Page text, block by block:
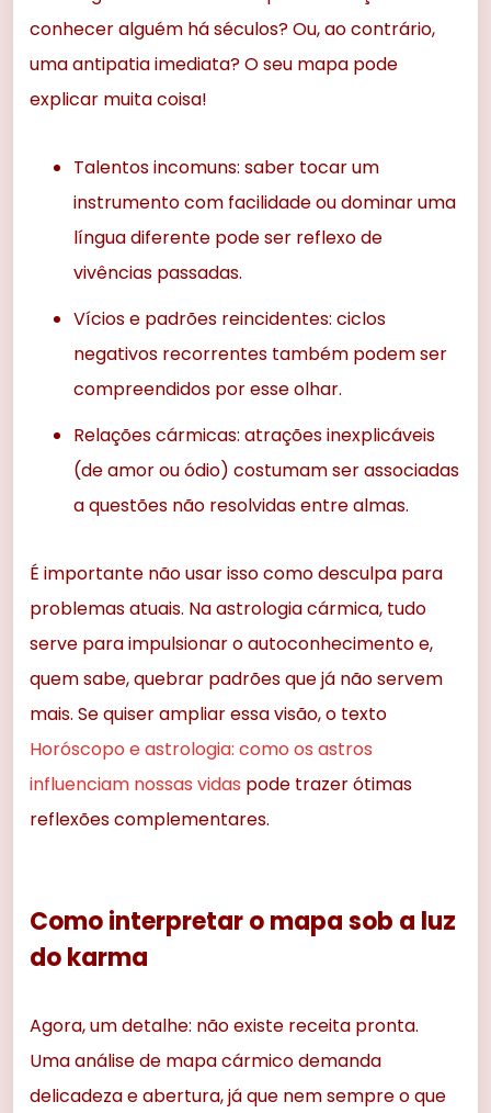
conhecer alguém há séculos? Ou, ao contrário,
uma antipatia imediata? O seu mapa pode
explicar muita coisa!
Talentos incomuns: saber tocar um
instrumento com facilidade ou dominar uma
língua diferente pode ser reflexo de
vivências passadas.
Vícios e padrões reincidentes: ciclos
negativos recorrentes também podem ser
compreendidos por esse olhar.
Relações cármicas: atrações inexplicáveis
(de amor ou ódio) costumam ser associadas
a questões não resolvidas entre almas.
É importante não usar isso como desculpa para
problemas atuais. Na astrologia cármica, tudo
serve para impulsionar o autoconhecimento e,
quem sabe, quebrar padrões que já não servem
mais. Se quiser ampliar essa visão, o texto
Horóscopo e astrologia: como os astros
influenciam nossas vidas pode trazer ótimas
reflexões complementares.
Como interpretar o mapa sob a luz
do karma
Agora, um detalhe: não existe receita pronta.
Uma análise de mapa cármico demanda
delicadeza e abertura, já que nem sempre o que